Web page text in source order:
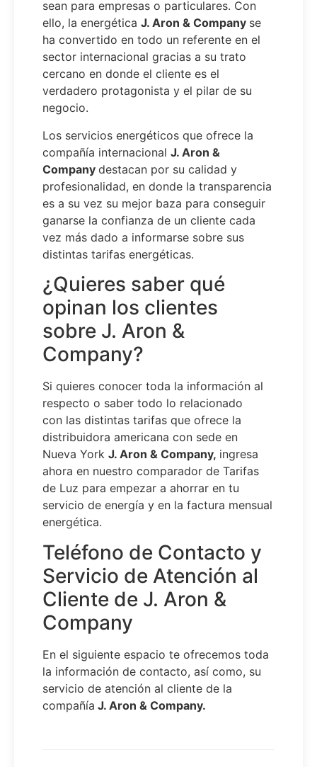
sean para empresas o particulares. Con
ello, la energética J. Aron & Company se
ha convertido en todo un referente en el
sector internacional gracias a su trato
cercano en donde el cliente es el
verdadero protagonista y el pilar de su
negocio.
Los servicios energéticos que ofrece la
compañía internacional J. Aron &
Company destacan por su calidad y
profesionalidad, en donde la transparencia
es a su vez su mejor baza para conseguir
ganarse la confianza de un cliente cada
vez más dado a informarse sobre sus
distintas tarifas energéticas.
¿Quieres saber qué
opinan los clientes
sobre J. Aron &
Company?
Si quieres conocer toda la información al
respecto o saber todo lo relacionado
con las distintas tarifas que ofrece la
distribuidora americana con sede en
Nueva York J. Aron & Company, ingresa
ahora en nuestro comparador de Tarifas
de Luz para empezar a ahorrar en tu
servicio de energía y en la factura mensual
energética.
Teléfono de Contacto y
Servicio de Atención al
Cliente de J. Aron &
Company
En el siguiente espacio te ofrecemos toda
la información de contacto, así como, su
servicio de atención al cliente de la
compañía J. Aron & Company.